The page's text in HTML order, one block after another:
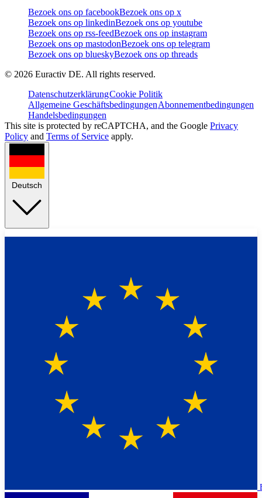
Bezoek ons op facebookBezoek ons op x
Bezoek ons op linkedinBezoek ons op youtube
Bezoek ons op rss-feedBezoek ons op instagram
Bezoek ons op mastodonBezoek ons op telegram
Bezoek ons op blueskyBezoek ons op threads
© 2026 Euractiv DE. All rights reserved.
DatenschutzerklärungCookie Politik
Allgemeine GeschäftsbedingungenAbonnementbedingungen
Handelsbedingungen
This site is protected by reCAPTCHA, and the Google Privacy
Policy and Terms of Service apply.
Deutsch